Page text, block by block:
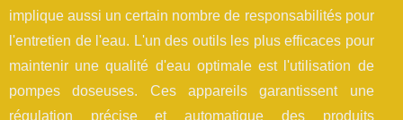
implique aussi un certain nombre de responsabilités pour
l'entretien de l'eau. L'un des outils les plus efficaces pour
maintenir une qualité d'eau optimale est l'utilisation de
pompes doseuses. Ces appareils garantissent une
régulation précise et automatique des produits